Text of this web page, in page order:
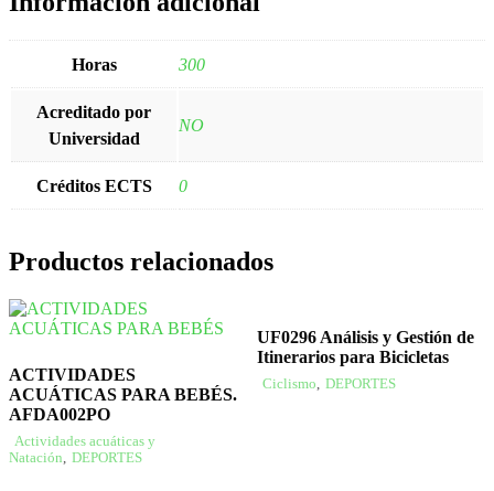
Horas 300
Acreditado por
Universidad
NO
Créditos ECTS 0
Productos relacionados
ACTIVIDADES
ACUÁTICAS PARA BEBÉS.
AFDA002PO
Actividades acuáticas y
Natación
DEPORTES
UF0296 Análisis y Gestión de
Itinerarios para Bicicletas
Ciclismo DEPORTES